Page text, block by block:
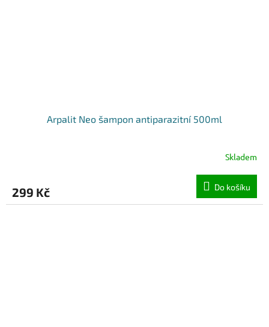
Arpalit Neo šampon antiparazitní 500ml
Skladem
299 Kč Do košíku